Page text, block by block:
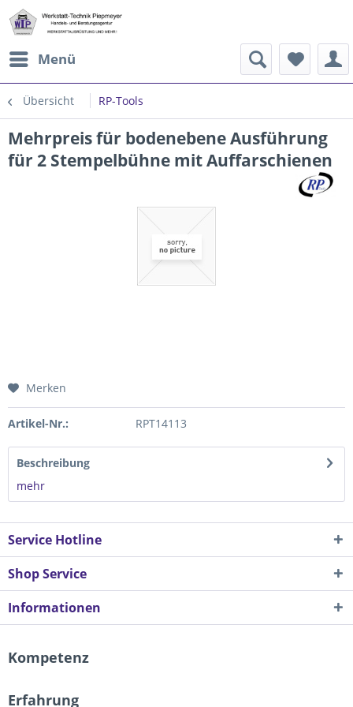
Menü
Übersicht RP-Tools
Mehrpreis für bodenebene Ausführung
für 2 Stempelbühne mit Auffarschienen
Merken
Artikel-Nr.: RPT14113
Beschreibung
mehr
Service Hotline
Shop Service
Informationen
Kompetenz
Erfahrung